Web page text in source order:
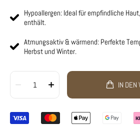
Hypoallergen: Ideal für empfindliche
enthält.
Atmungsaktiv & wärmend: Perfekte
Herbst und Winter.
1 IN DEN